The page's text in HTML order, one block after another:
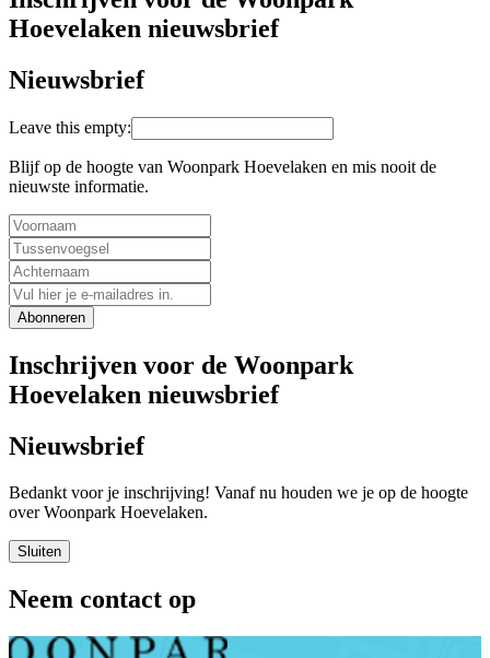
Hoevelaken nieuwsbrief
Nieuwsbrief
Leave this empty:
Blijf op de hoogte van Woonpark Hoevelaken en mis nooit de
nieuwste informatie.
Abonneren
Inschrijven voor de Woonpark
Hoevelaken nieuwsbrief
Nieuwsbrief
Bedankt voor je inschrijving! Vanaf nu houden we je op de hoogte
over Woonpark Hoevelaken.
Sluiten
Neem contact op